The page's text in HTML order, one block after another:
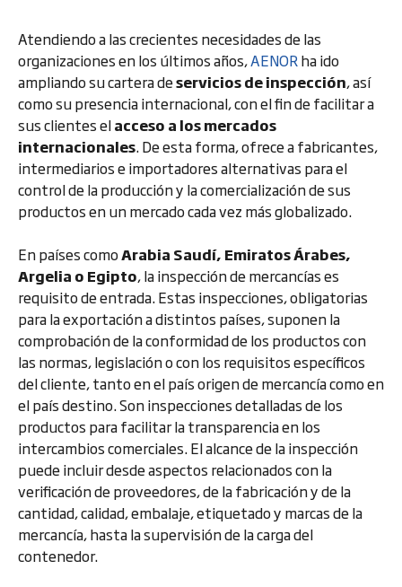
Atendiendo a las crecientes necesidades de las
organizaciones en los últimos años,AENORha ido
ampliando su cartera deservicios de inspección, así
como su presencia internacional, con el fin de facilitar a
sus clientes elacceso a los mercados
internacionales. De esta forma, ofrece a fabricantes,
intermediarios e importadores alternativas para el
control de la producción y la comercialización de sus
productos en un mercado cada vez más globalizado.
En países comoArabia Saudí, Emiratos Árabes,
Argelia o Egipto, la inspección de mercancías es
requisito de entrada. Estas inspecciones, obligatorias
para la exportación a distintos países, suponen la
comprobación de la conformidad de los productos con
las normas, legislación o con los requisitos específicos
del cliente, tanto en el país origen de mercancía como en
el país destino. Son inspecciones detalladas de los
productos para facilitar la transparencia en los
intercambios comerciales. El alcance de la inspección
puede incluir desde aspectos relacionados con la
verificación de proveedores, de la fabricación y de la
cantidad, calidad, embalaje, etiquetado y marcas de la
mercancía, hasta la supervisión de la carga del
contenedor.